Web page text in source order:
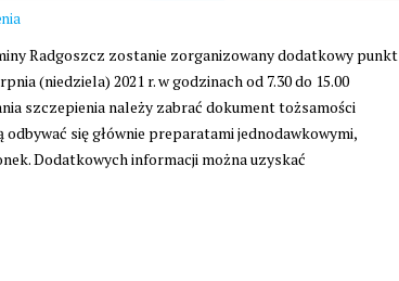
Radgoszcz zostanie zorganizowany dodatkowy punkt
(niedziela) 2021 r. w godzinach od 7.30 do 15.00
szczepienia należy zabrać dokument tożsamości
odbywać się głównie preparatami jednodawkowymi,
Dodatkowych informacji można uzyskać